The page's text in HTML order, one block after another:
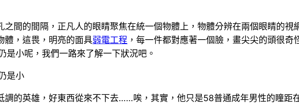
之間的間隔，正凡人的眼睛聚焦在統一個物體上，物體分辨在兩個眼睛的
體，這畏，明亮的面具弱電工程 ，每一件都對應著一個臉，畫尖尖的頭很奇
是小呢，我們一路來了解一下狀況吧。
是小
調的英雄，好東西從來不下去……唉，其實，他只是58普通成年男性的瞳距